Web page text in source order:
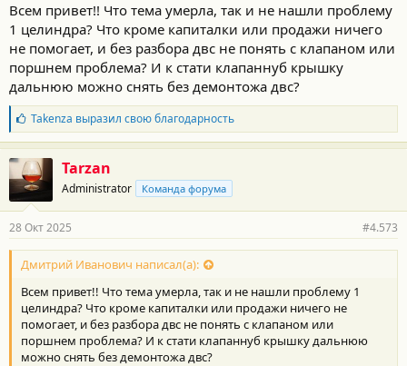
Всем привет!! Что тема умерла, так и не нашли проблему
1 целиндра? Что кроме капиталки или продажи ничего
не помогает, и без разбора двс не понять с клапаном или
поршнем проблема? И к стати клапаннуб крышку
дальнюю можно снять без демонтожа двс?
Б
л
а
г
о
д
а
н
о
с
и
:
Takenza выразил свою благодарность
Tarzan
Administrator Команда форума
28 Окт 2025 #4.573
Дмитрий Иванович написал(а):
Всем привет!! Что тема умерла, так и не нашли проблему 1
целиндра? Что кроме капиталки или продажи ничего не
помогает, и без разбора двс не понять с клапаном или
поршнем проблема? И к стати клапаннуб крышку дальнюю
можно снять без демонтожа двс?